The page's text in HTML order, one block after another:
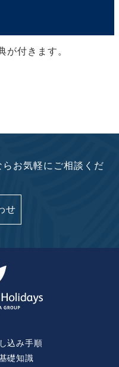
が付きます。
お気軽にご相談くだ
せ
込み手順
礎知識